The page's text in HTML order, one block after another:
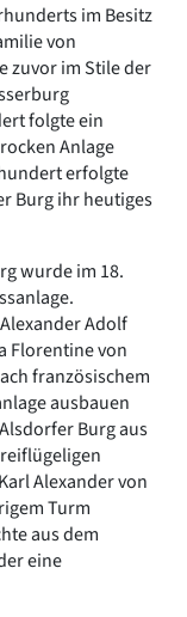
im Besitz
von
zuvor im Stile der
folgte ein
Anlage
erfolgte
Burg ihr heutiges
wurde im 18.
Adolf
Florentine von
französischem
ausbauen
Burg aus
Alexander von
Turm
aus dem
eine